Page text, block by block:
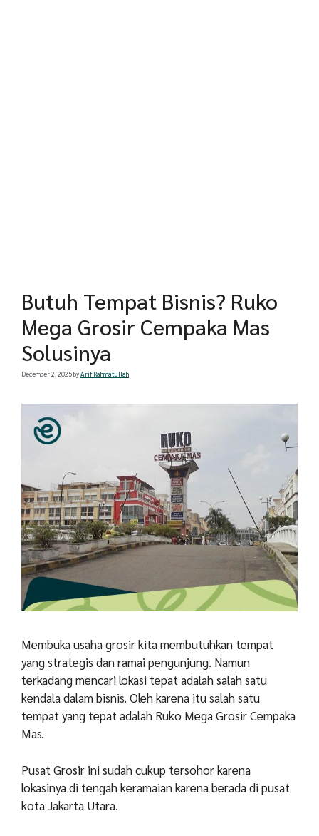
Butuh Tempat Bisnis? Ruko
Mega Grosir Cempaka Mas
Solusinya
December 2, 2025byArif Rahmatullah
Membuka usaha grosir kita membutuhkan tempat
yang strategis dan ramai pengunjung. Namun
terkadang mencari lokasi tepat adalah salah satu
kendala dalam bisnis. Oleh karena itu salah satu
tempat yang tepat adalah Ruko Mega Grosir Cempaka
Mas.
Pusat Grosir ini sudah cukup tersohor karena
lokasinya di tengah keramaian karena berada di pusat
kota Jakarta Utara.